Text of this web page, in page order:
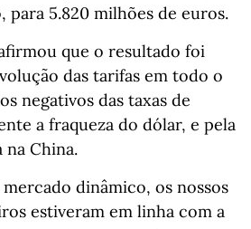
para 5.820 milhões de euros.
que o resultado foi
das tarifas em todo o
negativos das taxas de
a fraqueza do dólar, e pela
China.
dinâmico, os nossos
estiveram em linha com a